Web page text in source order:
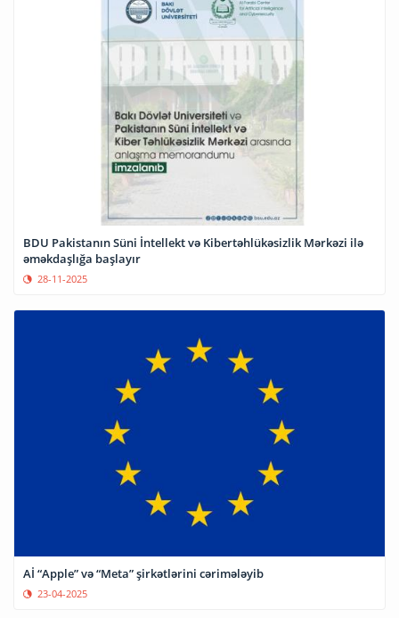
BDU Pakistanın Süni İntellekt və Kibertəhlükəsizlik Mərkəzi ilə
əməkdaşlığa başlayır
28-11-2025
Aİ “Apple” və “Meta” şirkətlərini cərimələyib
23-04-2025